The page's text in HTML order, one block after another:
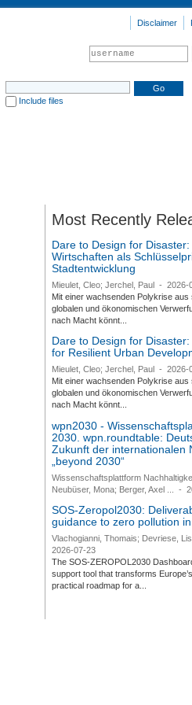
Disclaimer
Include files
Most Recently
Dare to Design for
Wirtschaften als
Stadtentwicklung
Mieulet, Cleo; Jerchel, Paul -
2026-
Mit einer wachsenden Polykrise
globalen und ökonomischen
nach Macht könnt...
Dare to Design for
for Resilient Urban
Mieulet, Cleo; Jerchel, Paul -
2026-
Mit einer wachsenden Polykrise
globalen und ökonomischen
nach Macht könnt...
wpn2030 -
2030. wpn.roundtable:
Zukunft der internationalen
„beyond 2030“
Wissenschaftsplattform
Neubüser, Mona; Berger, Axel ...
-
SOS-Zeropol2030:
guidance to zero pollution
Vlachogianni, Thomais; Devriese,
2026-07-23
The SOS-ZEROPOL2030
support tool that transforms
practical roadmap for a...